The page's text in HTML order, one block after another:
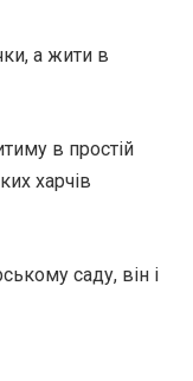
а жити в
в простій
харчів
саду, він і